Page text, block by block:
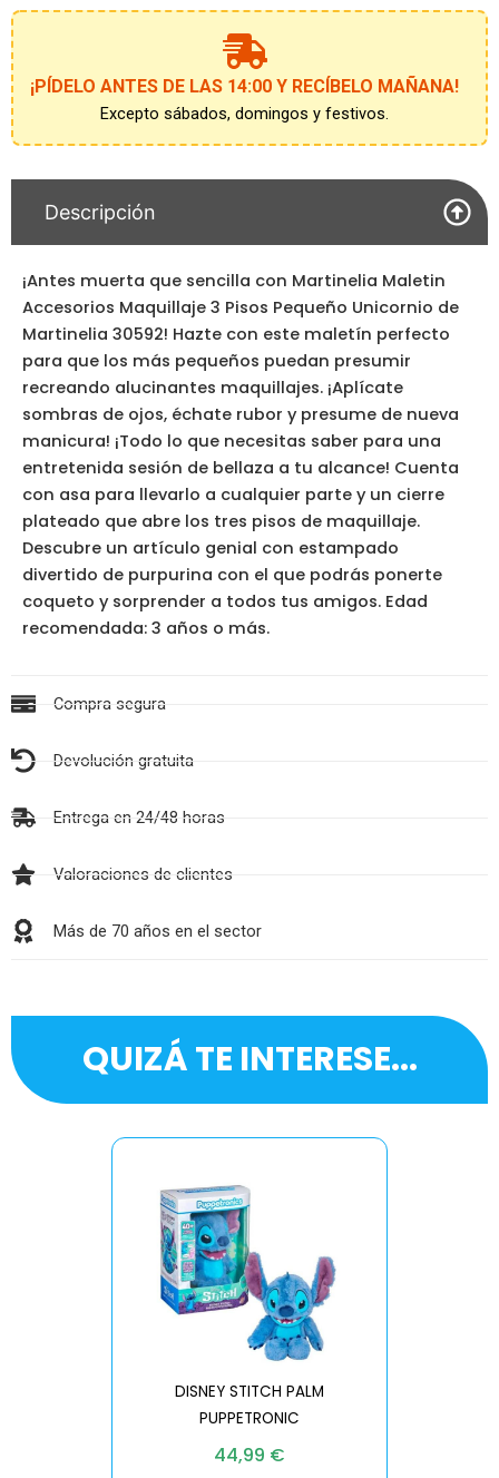
y
Purpurina
Little
Unicorn
cantidad
¡PÍDELO ANTES DE LAS 14:00 Y RECÍBELO MAÑANA!
Excepto sábados, domingos y festivos.
Descripción
¡Antes muerta que sencilla con Martinelia Maletin
Accesorios Maquillaje 3 Pisos Pequeño Unicornio de
Martinelia 30592! Hazte con este maletín perfecto
para que los más pequeños puedan presumir
recreando alucinantes maquillajes. ¡Aplícate
sombras de ojos, échate rubor y presume de nueva
manicura! ¡Todo lo que necesitas saber para una
entretenida sesión de bellaza a tu alcance! Cuenta
con asa para llevarlo a cualquier parte y un cierre
plateado que abre los tres pisos de maquillaje.
Descubre un artículo genial con estampado
divertido de purpurina con el que podrás ponerte
coqueto y sorprender a todos tus amigos. Edad
recomendada: 3 años o más.
Compra segura
Devolución gratuita
Entrega en 24/48 horas
Valoraciones de clientes
Más de 70 años en el sector
QUIZÁ TE INTERESE...
DISNEY STITCH PALM
PUPPETRONIC
44,99 €